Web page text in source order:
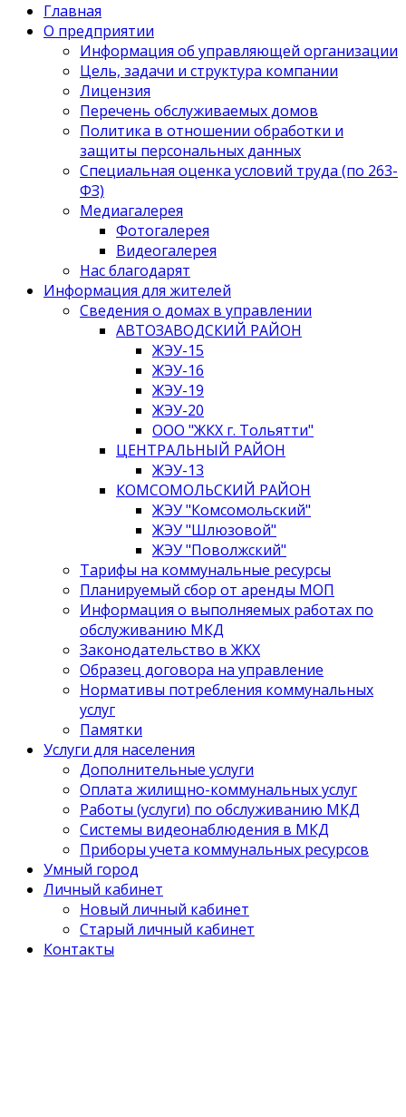
Главная
О предприятии
Информация об управляющей организации
Цель, задачи и структура компании
Лицензия
Перечень обслуживаемых домов
Политика в отношении обработки и
защиты персональных данных
Специальная оценка условий труда (по 263-
ФЗ)
Медиагалерея
Фотогалерея
Видеогалерея
Нас благодарят
Информация для жителей
Сведения о домах в управлении
АВТОЗАВОДСКИЙ РАЙОН
ЖЭУ-15
ЖЭУ-16
ЖЭУ-19
ЖЭУ-20
ООО "ЖКХ г. Тольятти"
ЦЕНТРАЛЬНЫЙ РАЙОН
ЖЭУ-13
КОМСОМОЛЬСКИЙ РАЙОН
ЖЭУ "Комсомольский"
ЖЭУ "Шлюзовой"
ЖЭУ "Поволжский"
Тарифы на коммунальные ресурсы
Планируемый сбор от аренды МОП
Информация о выполняемых работах по
обслуживанию МКД
Законодательство в ЖКХ
Образец договора на управление
Нормативы потребления коммунальных
услуг
Памятки
Услуги для населения
Дополнительные услуги
Оплата жилищно-коммунальных услуг
Работы (услуги) по обслуживанию МКД
Системы видеонаблюдения в МКД
Приборы учета коммунальных ресурсов
Умный город
Личный кабинет
Новый личный кабинет
Старый личный кабинет
Контакты